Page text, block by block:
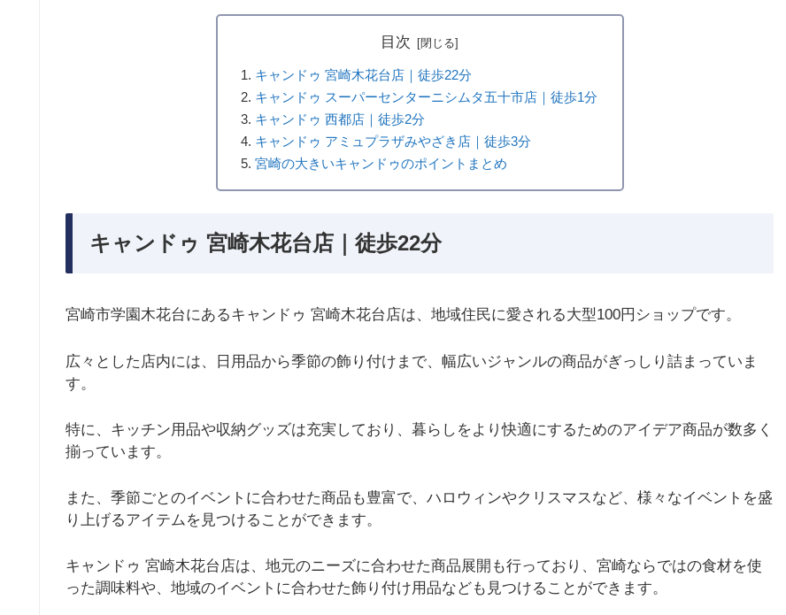
目次
キャンドゥ 宮崎木花台店｜徒歩22分
キャンドゥ スーパーセンターニシムタ五十市店｜徒歩1分
キャンドゥ 西都店｜徒歩2分
キャンドゥ アミュプラザみやざき店｜徒歩3分
宮崎の大きいキャンドゥのポイントまとめ
キャンドゥ 宮崎木花台店｜徒歩22分
宮崎市学園木花台にあるキャンドゥ 宮崎木花台店は、地域住民に愛される大型100円ショップです。
広々とした店内には、日用品から季節の飾り付けまで、幅広いジャンルの商品がぎっしり詰まっていま
す。
特に、キッチン用品や収納グッズは充実しており、暮らしをより快適にするためのアイデア商品が数多く
揃っています。
また、季節ごとのイベントに合わせた商品も豊富で、ハロウィンやクリスマスなど、様々なイベントを盛
り上げるアイテムを見つけることができます。
キャンドゥ 宮崎木花台店は、地元のニーズに合わせた商品展開も行っており、宮崎ならではの食材を使
った調味料や、地域のイベントに合わせた飾り付け用品なども見つけることができます。